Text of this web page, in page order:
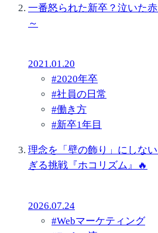
一番怒られた新卒？泣いた
～
2021.01.20
#2020年卒
#社員の日常
#働き方
#新卒1年目
理念を「壁の飾り」にしな
ぎる挑戦『ホコリズム』🔥
2026.07.24
#Webマーケティング